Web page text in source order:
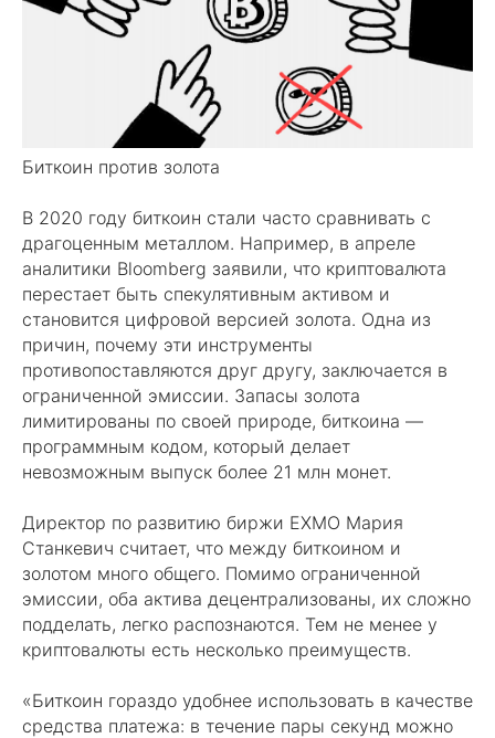
Биткоин против золота
В 2020 году биткоин стали часто сравнивать с
драгоценным металлом. Например, в апреле
аналитики Bloomberg заявили, что криптовалюта
перестает быть спекулятивным активом и
становится цифровой версией золота. Одна из
причин, почему эти инструменты
противопоставляются друг другу, заключается в
ограниченной эмиссии. Запасы золота
лимитированы по своей природе, биткоина —
программным кодом, который делает
невозможным выпуск более 21 млн монет.
Директор по развитию биржи EXMO Мария
Станкевич считает, что между биткоином и
золотом много общего. Помимо ограниченной
эмиссии, оба актива децентрализованы, их сложно
подделать, легко распознаются. Тем не менее у
криптовалюты есть несколько преимуществ.
«Биткоин гораздо удобнее использовать в качестве
средства платежа: в течение пары секунд можно